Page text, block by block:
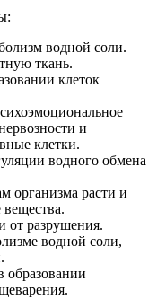
водной соли.
ткань.
клеток
и
клетки.
водного обмена
организма расти и
от разрушения.
водной соли,